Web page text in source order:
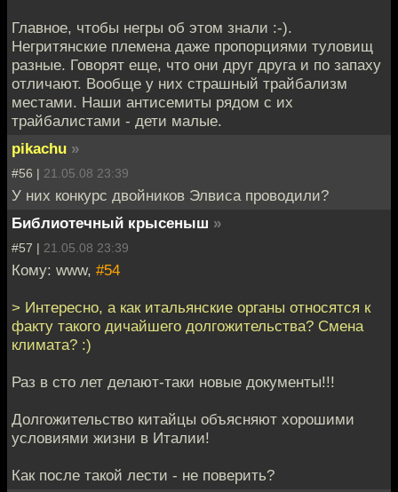
Главное, чтобы негры об этом знали :-).
Негритянские племена даже пропорциями туловищ
разные. Говорят еще, что они друг друга и по запаху
отличают. Вообще у них страшный трайбализм
местами. Наши антисемиты рядом с их
трайбалистами - дети малые.
pikachu »
#56 | 21.05.08 23:39
У них конкурс двойников Элвиса проводили?
Библиотечный крысеныш »
#57 | 21.05.08 23:39
Кому: www, #54
> Интересно, а как итальянские органы относятся к
факту такого дичайшего долгожительства? Смена
климата? :)
Раз в сто лет делают-таки новые документы!!!
Долгожительство китайцы объясняют хорошими
условиями жизни в Италии!
Как после такой лести - не поверить?